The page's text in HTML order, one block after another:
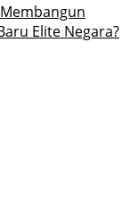
Elite Negara?